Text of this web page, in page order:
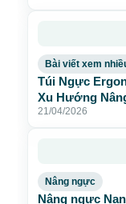
Bài viết xem
Túi Ngực
Xu Hướng
21/04/2026
Nâng ngực
Nâng ngực